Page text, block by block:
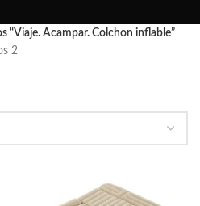
“Viaje. Acampar. Colchon inflable”
2